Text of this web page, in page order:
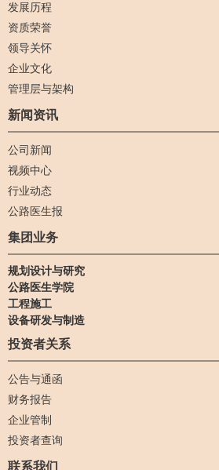
发展历程
资质荣誉
领导关怀
企业文化
管理层与架构
新闻资讯
公司新闻
视频中心
行业动态
公路医生报
集团业务
规划设计与研究
公路医生学院
工程施工
设备研发与制造
投资者关系
公告与通函
财务报告
企业管制
投资者查询
联系我们